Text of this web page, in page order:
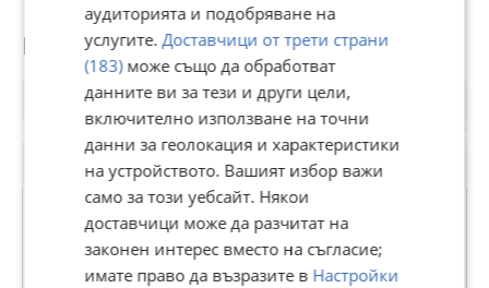
Потребител
ХОУМ ТУ Ю ОФИС ХРИСТО БОТЕВ
аудиторията и подобряване на
услугите. Доставчици от трети страни
(183)може също да обработват
данните ви за тези и други цели,
включително използване на точни
данни за геолокация и характеристики
на устройството. Вашият избор важи
само за този уебсайт. Някои
доставчици може да разчитат на
законен интерес вместо на съгласие;
имате право да възразите в Настройки